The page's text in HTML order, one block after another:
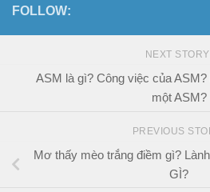
FOLLOW:
NEXT STORY
ASM là gì? Công việc của
một ASM?
PREVIOUS
Mơ thấy mèo trắng điềm gì?
GÌ?